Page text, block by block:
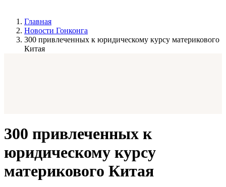
Главная
Новости Гонконга
300 привлеченных к юридическому курсу материкового
Китая
300 привлеченных к
юридическому курсу
материкового Китая